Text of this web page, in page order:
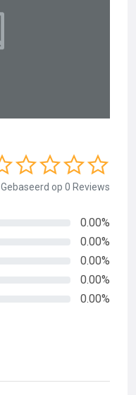
Gebaseerd op 0 Reviews
0.00%
0.00%
0.00%
0.00%
0.00%